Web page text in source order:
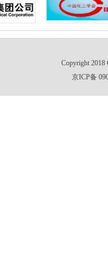
Copyright 2018
京ICP备